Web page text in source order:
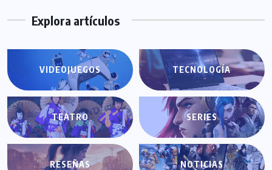
Explora artículos
VIDEOJUEGOS TECNOLOGÍA
TEATRO SERIES
RESEÑAS NOTICIAS